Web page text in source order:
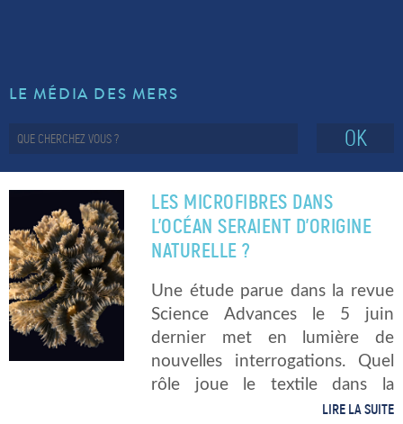
LE MÉDIA DES MERS
OK
LES MICROFIBRES DANS
L’OCÉAN SERAIENT D’ORIGINE
NATURELLE ?
Une étude parue dans la revue
Science Advances le 5 juin
dernier met en lumière de
nouvelles interrogations. Quel
rôle joue le textile dans la
pollution des océans ? En quoi
LIRE LA SUITE